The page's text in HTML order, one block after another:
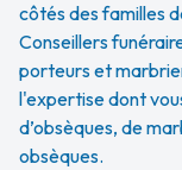
côtés des familles
Conseillers
porteurs et
l'expertise dont
d’obsèques, de
obsèques.